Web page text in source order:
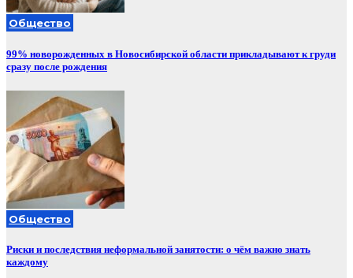
Общество
99% новорожденных в Новосибирской области прикладывают к груди
сразу после рождения
Общество
Риски и последствия неформальной занятости: о чём важно знать
каждому